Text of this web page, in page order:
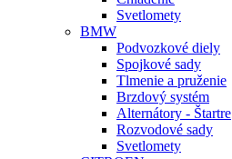
Svetlomety
BMW
Podvozkové diely
Spojkové sady
Tlmenie a pruženie
Brzdový systém
Alternátory - Štartre
Rozvodové sady
Svetlomety